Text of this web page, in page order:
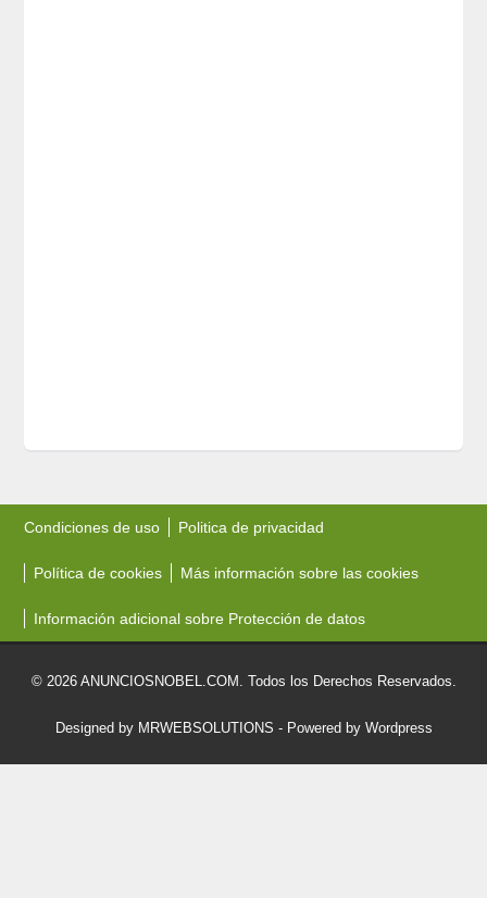
Condiciones de uso Politica de privacidad
Política de cookies Más información sobre las cookies
Información adicional sobre Protección de datos
© 2026 ANUNCIOSNOBEL.COM. Todos los Derechos Reservados.
Designed by MRWEBSOLUTIONS - Powered by Wordpress